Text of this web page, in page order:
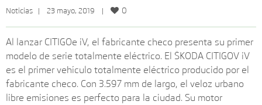
Noticias
   |    23 mayo, 2019    |
0
Al lanzar CITIGOe iV, el fabricante checo presenta su primer
modelo de serie totalmente eléctrico. El ŠKODA CITIGOV iV
es el primer vehículo totalmente eléctrico producido por el
fabricante checo. Con 3.597 mm de largo, el veloz urbano
libre emisiones es perfecto para la ciudad. Su motor